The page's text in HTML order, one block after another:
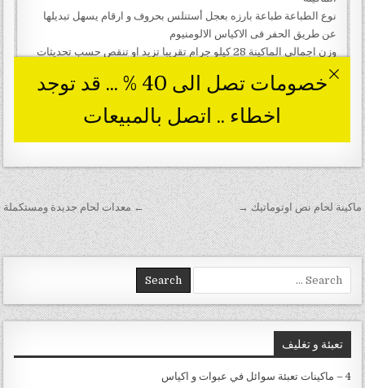
تصفّح المقالات ← معدات لحام جديدة ومستكملة ماكينة لحام نص اوتوماتيك →
Search for:
تعبئة و تغليف
4 – ماكينات تعبئة سوائل في عبوات و اكياس